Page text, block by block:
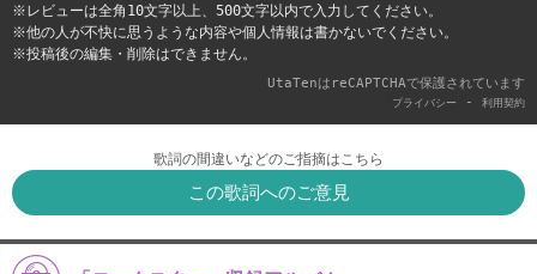
※レビューは全角10文字以上、500文字以内で入力してください。
※他の人が不快に思うような内容や個人情報は書かないでください。
※投稿後の編集・削除はできません。
UtaTenはreCAPTCHAで保護されています
プライバシー - 利用契約
歌詞の間違いなどのご指摘はこちら
この歌詞へのご意見